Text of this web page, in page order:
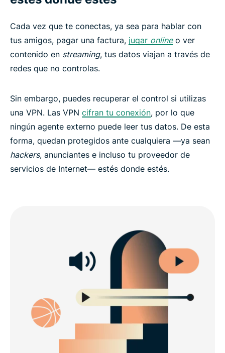
Protégete con ExpressVPN hoy mismo
Cada vez que te conectas, ya sea para hablar con
tus amigos, pagar una factura, jugar onlineo ver
contenido en streaming, tus datos viajan a través de
redes que no controlas.
Sin embargo, puedes recuperar el control si utilizas
una VPN. Las VPN cifran tu conexión, por lo que
ningún agente externo puede leer tus datos. De esta
forma, quedan protegidos ante cualquiera —ya sean
hackers, anunciantes e incluso tu proveedor de
servicios de Internet— estés donde estés.